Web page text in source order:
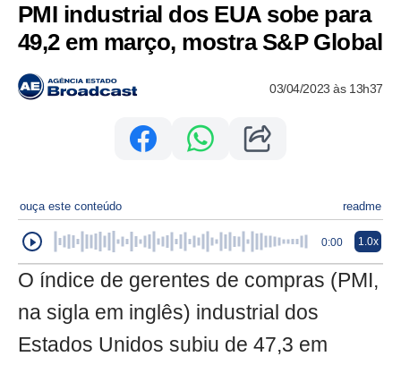
PMI industrial dos EUA sobe para
49,2 em março, mostra S&P Global
03/04/2023 às 13h37
ouça este conteúdo readme
0:00 1.0x
O índice de gerentes de compras (PMI,
na sigla em inglês) industrial dos
Estados Unidos subiu de 47,3 em